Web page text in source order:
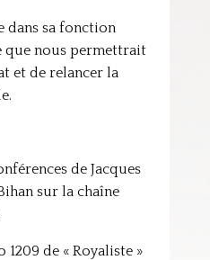
sa fonction
que nous permettrait
et de relancer la
de Jacques
sur la chaîne
de « Royaliste »